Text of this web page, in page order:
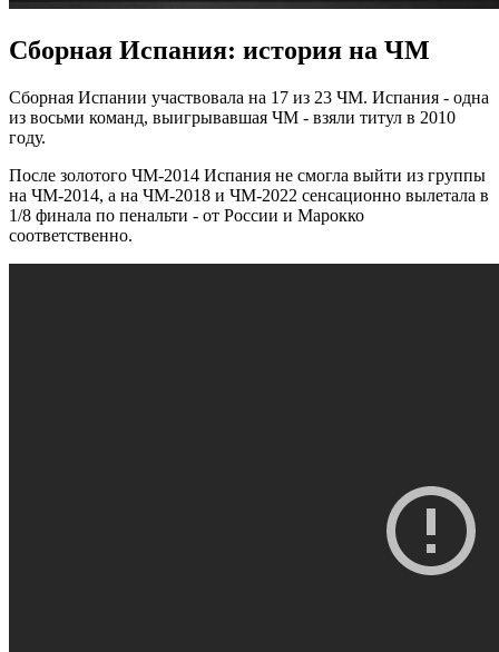
Сборная Испания: история на ЧМ
Сборная Испании участвовала на 17 из 23 ЧМ. Испания - одна
из восьми команд, выигрывавшая ЧМ - взяли титул в 2010
году.
После золотого ЧМ-2014 Испания не смогла выйти из группы
на ЧМ-2014, а на ЧМ-2018 и ЧМ-2022 сенсационно вылетала в
1/8 финала по пенальти - от России и Марокко
соответственно.